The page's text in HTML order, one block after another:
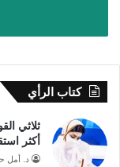
كتاب الرأي
ثلاثي
أكثر
د. أمل